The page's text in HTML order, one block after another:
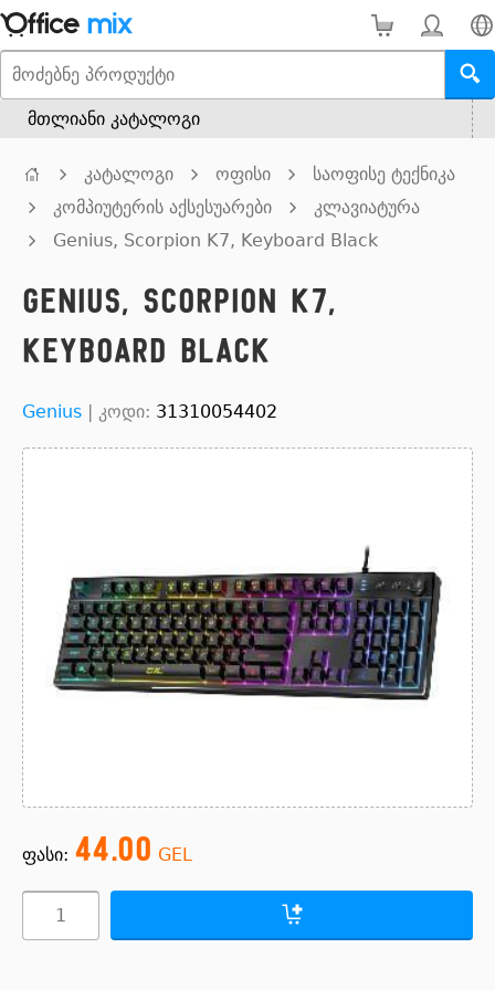
მთლიანი კატალოგი
კატალოგი ოფისი
საოფისე ტექნიკა
კომპიუტერის აქსესუარები
კლავიატურა
Genius, Scorpion K7, Keyboard Black
Genius, Scorpion K7,
Keyboard Black
Genius | კოდი: 31310054402
ფასი: 44.00 GEL